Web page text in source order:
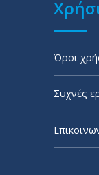
Όροι
Συχνές